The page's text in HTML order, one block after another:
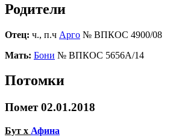
Родители
Отец: ч., п.ч Арго № ВПКОС 4900/08
Мать: Бони № ВПКОС 5656А/14
Потомки
Помет 02.01.2018
Бут х Афина